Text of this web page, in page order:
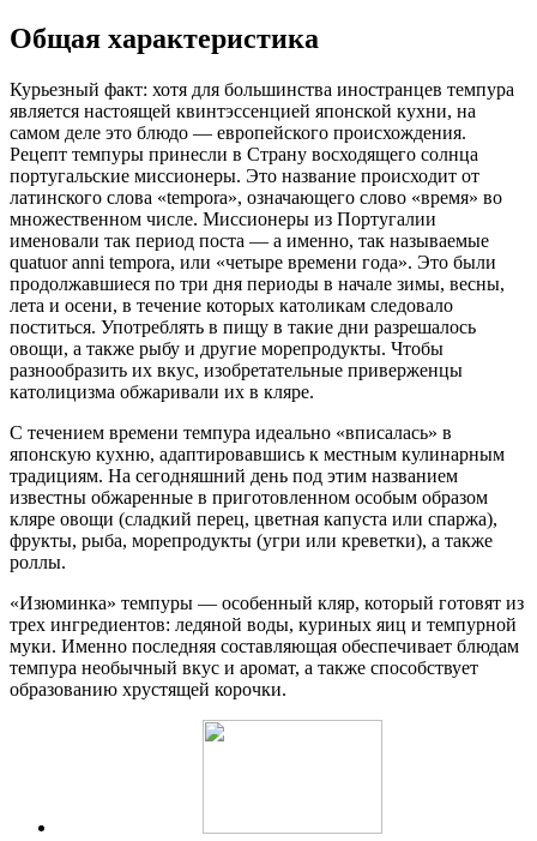
Общая характеристика
Курьезный факт: хотя для большинства иностранцев темпура
является настоящей квинтэссенцией японской кухни, на
самом деле это блюдо — европейского происхождения.
Рецепт темпуры принесли в Страну восходящего солнца
португальские миссионеры. Это название происходит от
латинского слова «tempora», означающего слово «время» во
множественном числе. Миссионеры из Португалии
именовали так период поста — а именно, так называемые
quatuor anni tempora, или «четыре времени года». Это были
продолжавшиеся по три дня периоды в начале зимы, весны,
лета и осени, в течение которых католикам следовало
поститься. Употреблять в пищу в такие дни разрешалось
овощи, а также рыбу и другие морепродукты. Чтобы
разнообразить их вкус, изобретательные приверженцы
католицизма обжаривали их в кляре.
С течением времени темпура идеально «вписалась» в
японскую кухню, адаптировавшись к местным кулинарным
традициям. На сегодняшний день под этим названием
известны обжаренные в приготовленном особым образом
кляре овощи (сладкий перец, цветная капуста или спаржа),
фрукты, рыба, морепродукты (угри или креветки), а также
роллы.
«Изюминка» темпуры — особенный кляр, который готовят из
трех ингредиентов: ледяной воды, куриных яиц и темпурной
муки. Именно последняя составляющая обеспечивает блюдам
темпура необычный вкус и аромат, а также способствует
образованию хрустящей корочки.